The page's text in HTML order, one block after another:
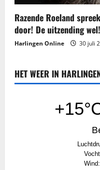
Razende Roeland
door! De uitzending wel!
Harlingen Online 30 juli
HET WEER IN